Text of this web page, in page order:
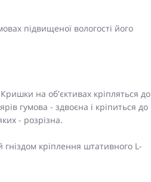
підвищеної вологості його
на об'єктивах кріпляться до
гумова - здвоєна і кріпиться до
- розрізна.
кріплення штативного L-